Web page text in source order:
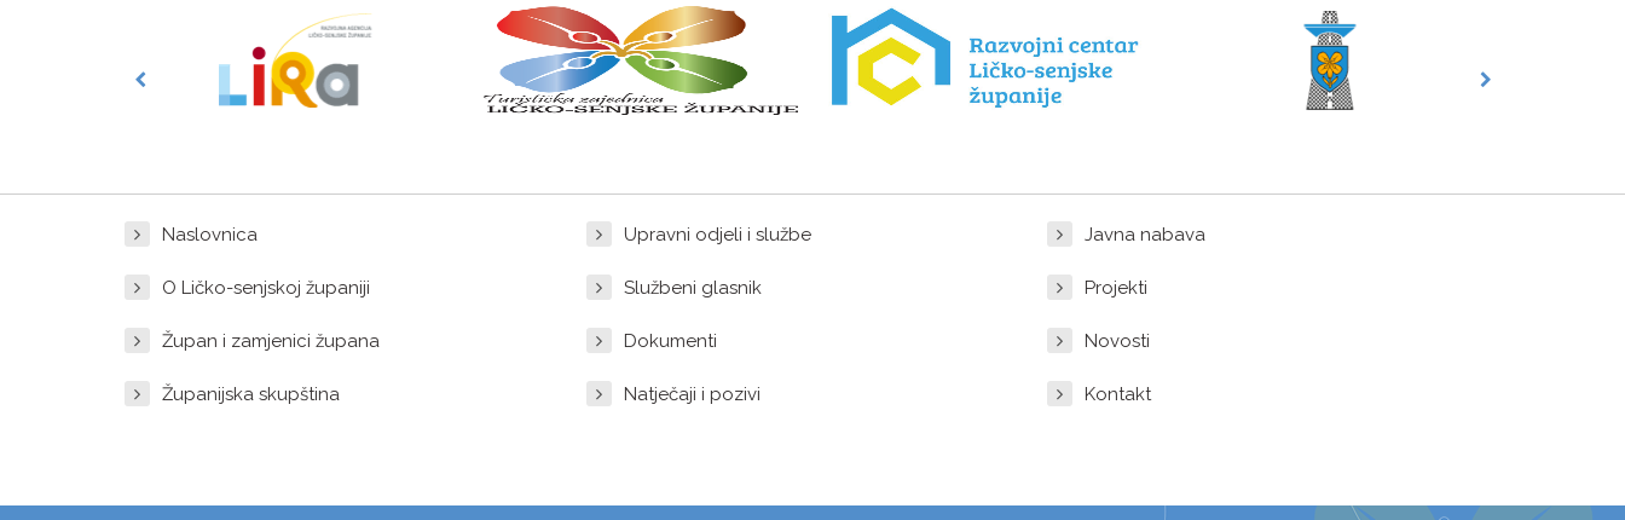
Naslovnica
O Ličko-senjskoj županiji
Župan i zamjenici župana
Županijska skupština
Upravni odjeli i službe
Službeni glasnik
Dokumenti
Natječaji i pozivi
Javna nabava
Projekti
Novosti
Kontakt